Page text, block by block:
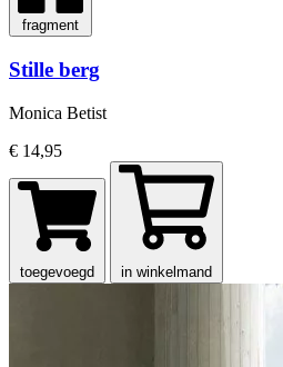
fragment
Stille berg
Monica Betist
€ 14,95
toegevoegd in winkelmand